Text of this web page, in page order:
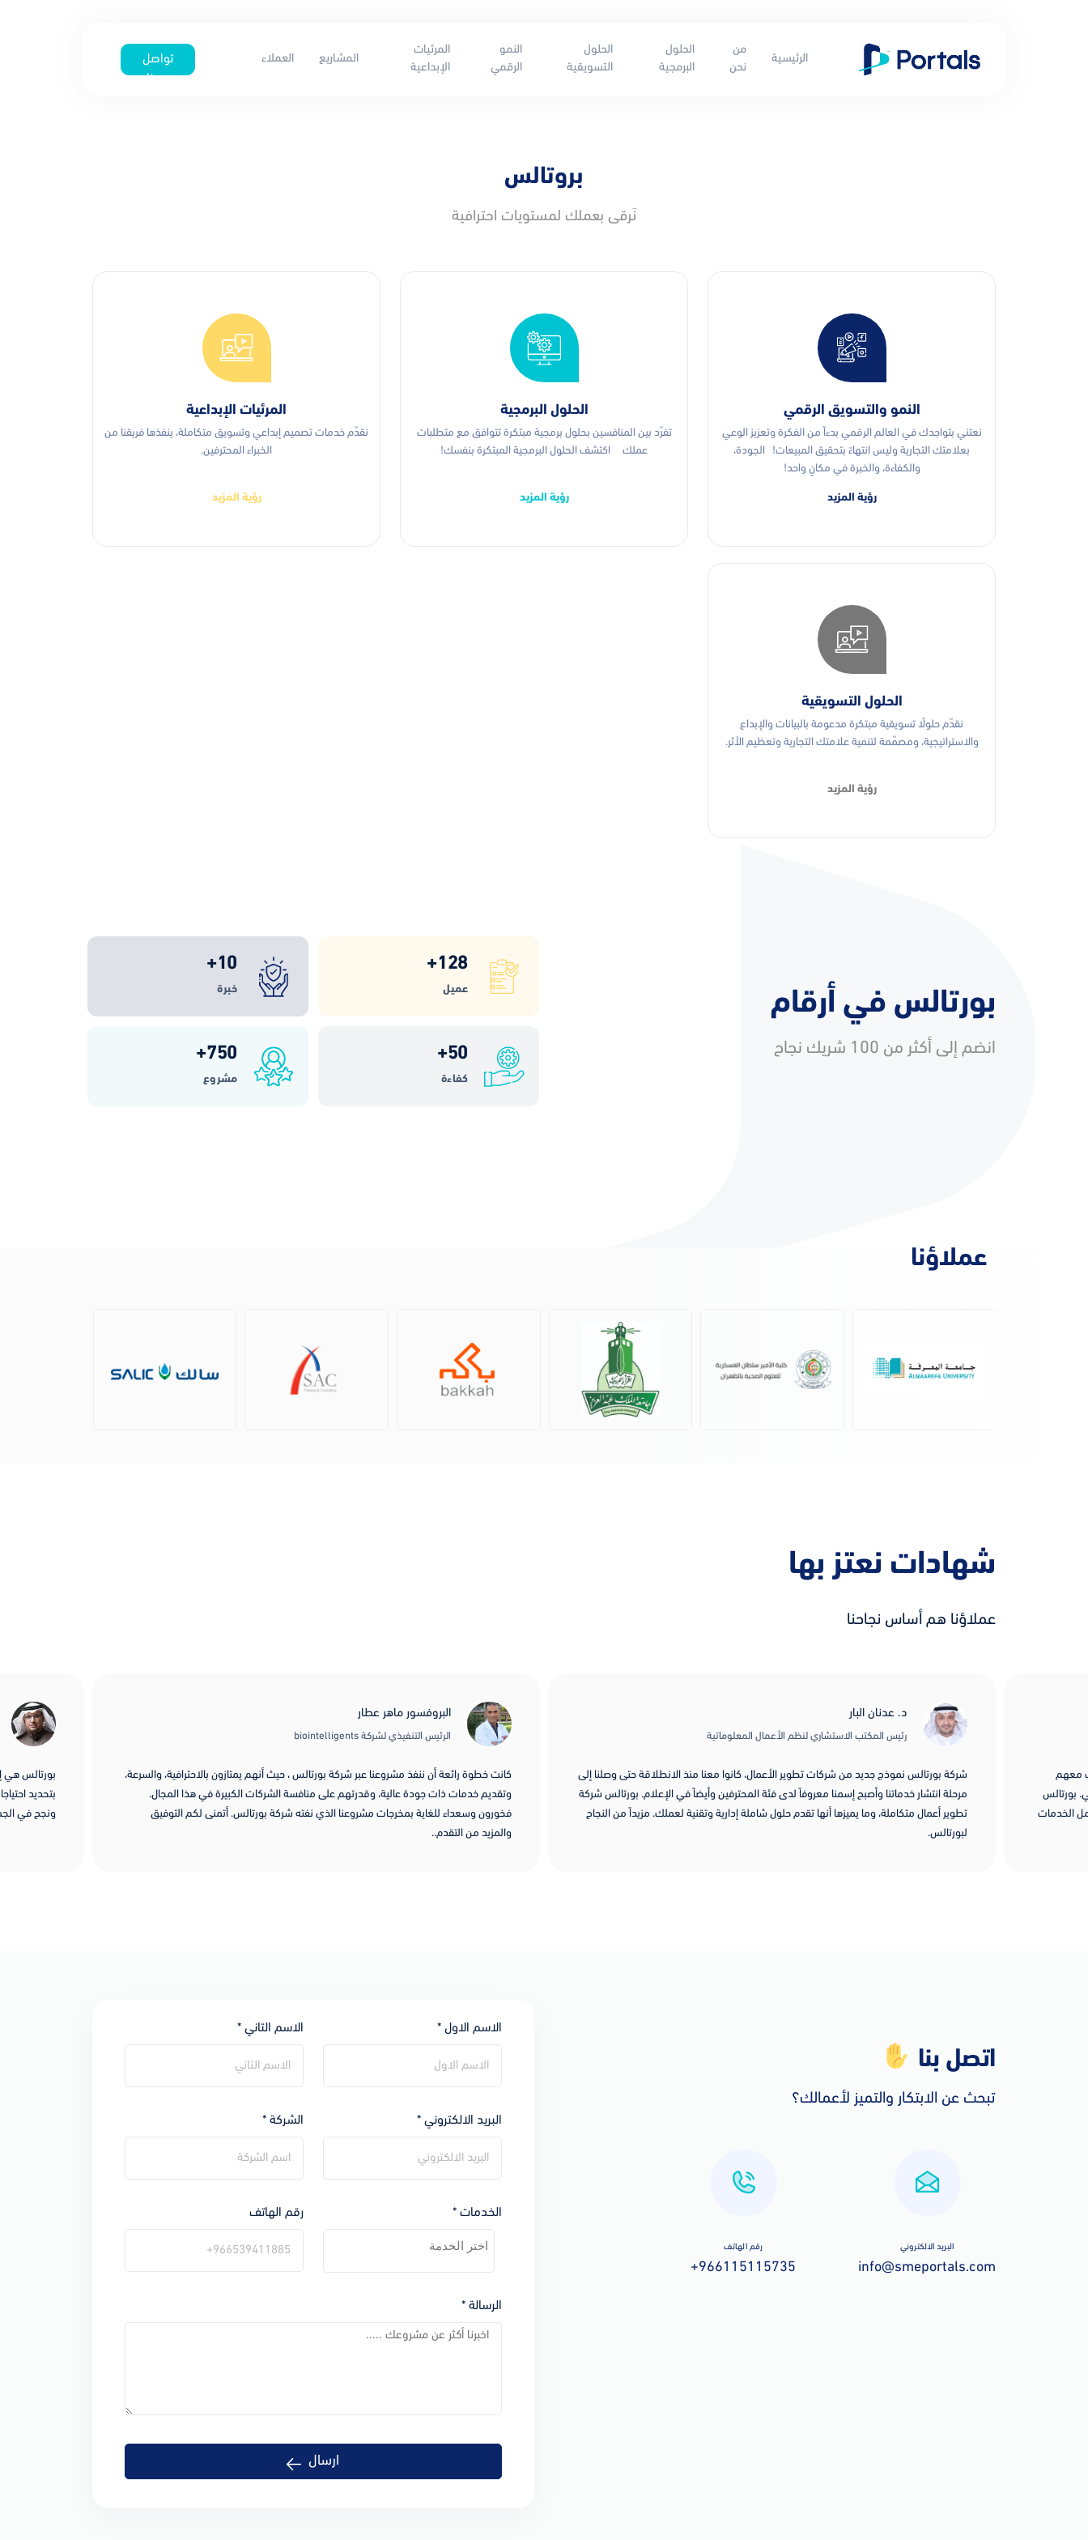
الرئيسية
من
نحن
الحلول
البرمجية
الحلول
التسويقية
النمو
الرقمي
المرئيات
الإبداعية
المشاريع العملاء
تواصل
معنا
بروتالس
نَرقى بعملك لمستويات احترافية
النمو والتسويق الرقمي
نعتني بتواجدك في العالم الرقمي بدءاً من الفكرة وتعزيز الوعي
بعلامتك التجارية وليس انتهاءً بتحقيق المبيعات! الجودة،
والكفاءة، والخبرة في مكانٍ واحد!
رؤية المزيد
الحلول البرمجية
تفرّد بين المنافسين بحلول برمجية مبتكرة تتوافق مع متطلبات
عملك اكتشف الحلول البرمجية المبتكرة بنفسك!
رؤية المزيد
المرئيات الإبداعية
نقدّم خدمات تصميم إبداعي وتسويق متكاملة، ينفذها فريقنا من
الخبراء المحترفين.
رؤية المزيد
الحلول التسويقية
نقدّم حلولًا تسويقية مبتكرة مدعومة بالبيانات والإبداع
والاستراتيجية، ومصمّمة لتنمية علامتك التجارية وتعظيم الأثر.
رؤية المزيد
بورتالس في أرقام
انضم إلى أكثر من 100 شريك نجاح
+128
عميل
+10
خبرة
+50
كفاءة
+750
مشروع
عملاؤنا
شهادات نعتز بها
عملاؤنا هم أساس نجاحنا
معهم
بورتالس
الخدمات
د. عدنان البار
رئيس المكتب الاستشاري لنظم الأعمال المعلوماتية
شركة بورتالس نموذج جديد من شركات تطوير الأعمال، كانوا معنا منذ الانطلاقة حتى وصلنا إلى
مرحلة انتشار خدماتنا وأصبح إسمنا معروفاً لدى فئة المحترفين وأيضاً في الإعلام. بورتالس شركة
تطوير أعمال متكاملة، وما يميزها أنها تقدم حلول شاملة إدارية وتقنية لعملك. مزيداً من النجاح
لبورتالس.
البروفسور ماهر عطار
الرئيس التنفيذي لشركة biointelligents
كانت خطوة رائعة أن ننفذ مشروعنا عبر شركة بورتالس ، حيث أنهم يمتازون بالاحترافية، والسرعة،
وتقديم خدمات ذات جودة عالية، وقدرتهم على منافسة الشركات الكبيرة في هذا المجال.
فخورون وسعداء للغاية بمخرجات مشروعنا الذي نفته شركة بورتالس. أتمنى لكم التوفيق
والمزيد من التقدم..
بورتالس هي
بتحديد
ونجح في
اتصل بنا
تبحث عن الابتكار والتميز لأعمالك؟
البريد الالكتروني
info@smeportals.com
رقم الهاتف
+966115115735
الاسم الاول * الاسم التاني *
البريد الالكتروني * الشركة *
الخدمات * رقم الهاتف
الرسالة *
ارسال